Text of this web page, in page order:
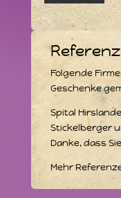
Folgende
Geschenke
Spital
Stickelberger
Danke, dass
Mehr